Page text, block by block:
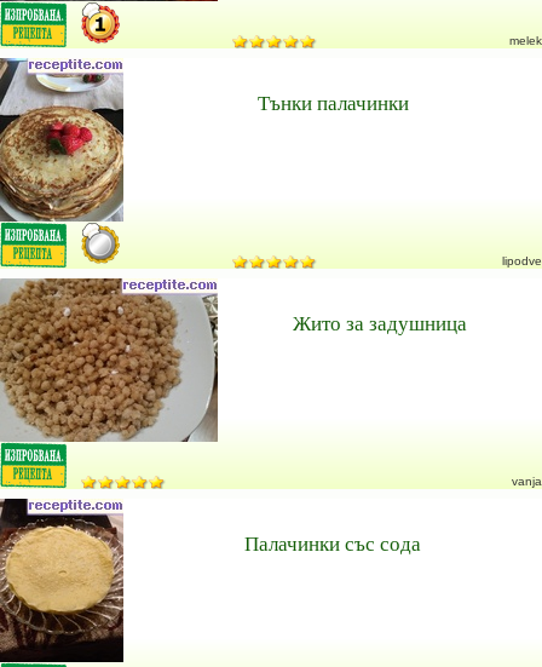
melek
Тънки палачинки
lipodve
Жито за задушница
vanja
Палачинки със сода